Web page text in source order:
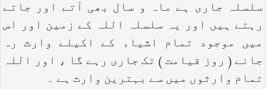
سلسلہ جاری ہے ماہ و سال بھی آتے اور جاتے
رہتے ہیں اور یہ سلسلہ اللہ کے زمین اور اس
میں موجود تمام اشیاء کے اکیلے وارث رہ
جانے ( روز قیامت ) تک جاری رہے گا ، اور اللہ
تمام وارثوں میں سے بہترین وارث ہے ۔